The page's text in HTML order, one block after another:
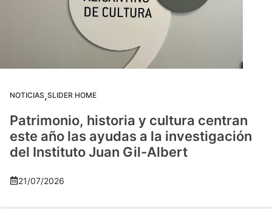
NOTICIAS,SLIDER HOME
Patrimonio, historia y cultura centran
este año las ayudas a la investigación
del Instituto Juan Gil-Albert
21/07/2026